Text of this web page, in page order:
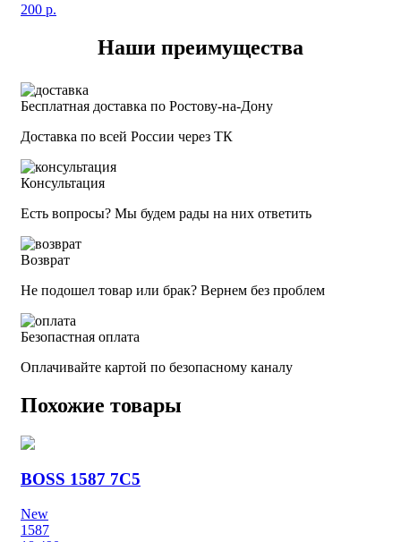
200 р.
Наши преимущества
Бесплатная доставка по Ростову-на-Дону
Доставка по всей России через ТК
Консультация
Есть вопросы? Мы будем рады на них ответить
Возврат
Не подошел товар или брак? Вернем без проблем
Безопастная оплата
Оплачивайте картой по безопасному каналу
Похожие товары
BOSS 1587 7C5
New
1587